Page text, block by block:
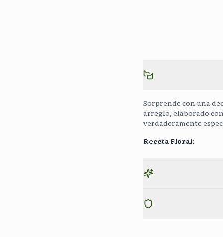
Sorprende con una
arreglo, elaborado
verdaderamente
Receta Floral: